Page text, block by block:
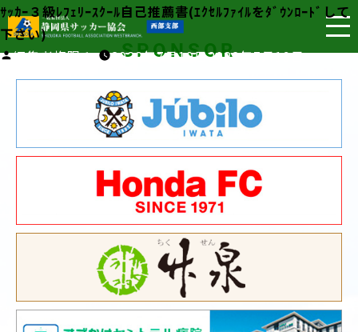
ｻｯｶｰ３級ﾚﾌｪﾘｰｽｸｰﾙ自己推薦書(ｴｸｾﾙﾌｧｲﾙをﾀﾞｳﾝﾛｰﾄﾞして
下さい)
投
稿
編集者権限１ 2022年7月19日2022年7月19日
SPONSOR